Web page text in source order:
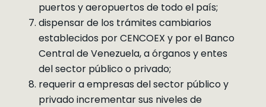
puertos y aeropuertos de todo el país;
dispensar de los trámites cambiarios
establecidos por CENCOEX y por el Banco
Central de Venezuela, a órganos y entes
del sector público o privado;
requerir a empresas del sector público y
privado incrementar sus niveles de